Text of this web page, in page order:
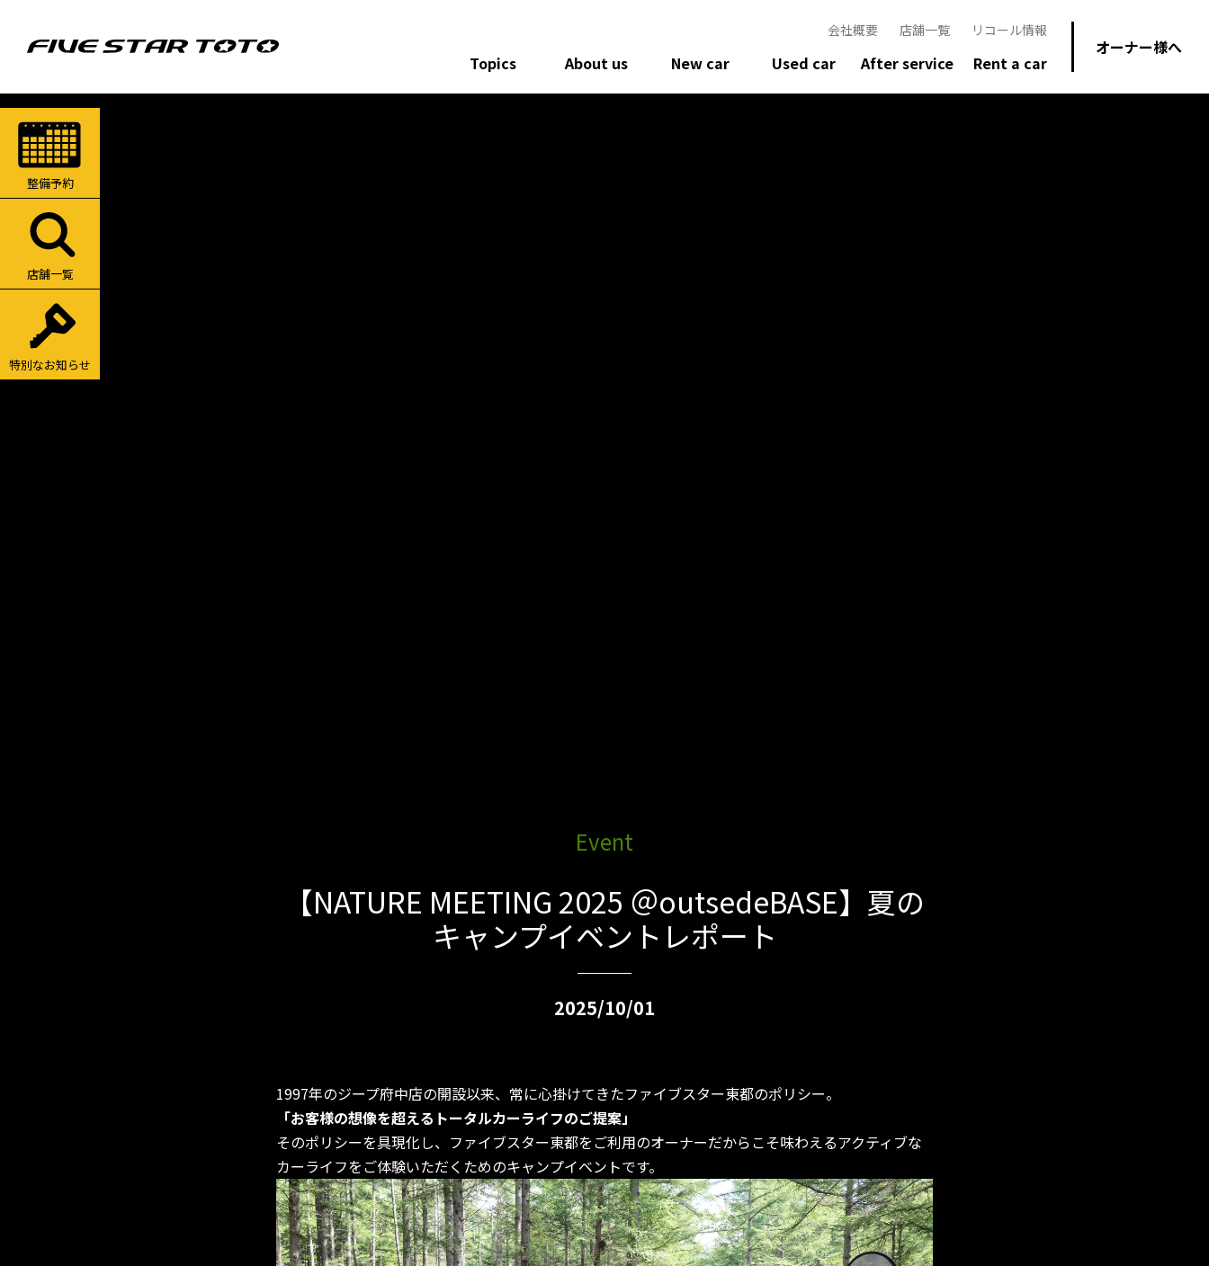
Topics About us New car Used car After service Rent a car
オーナー様へ
会社概要 店舗一覧 リコール情報
整備予約
店舗一覧
特別なお知らせ
Event
【NATURE MEETING 2025 ＠outsedeBASE】夏の
キャンプイベントレポート
2025/10/01
1997年のジープ府中店の開設以来、常に心掛けてきたファイブスター東都のポリシー。
「お客様の想像を超えるトータルカーライフのご提案」
そのポリシーを具現化し、ファイブスター東都をご利用のオーナーだからこそ味わえるアクティブな
カーライフをご体験いただくためのキャンプイベントです。